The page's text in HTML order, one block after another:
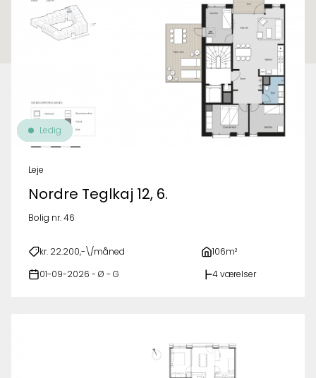
Ledig
Leje
Nordre Teglkaj 12, 6.
Bolig nr. 46
kr. 22.200,-\/måned 106m²
01-09-2026 - Ø - G 4 værelser